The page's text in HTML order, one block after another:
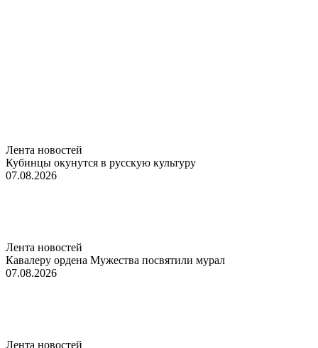
Лента новостей
Кубинцы окунутся в русскую культуру
07.08.2026
Лента новостей
Кавалеру ордена Мужества посвятили мурал
07.08.2026
Лента новостей